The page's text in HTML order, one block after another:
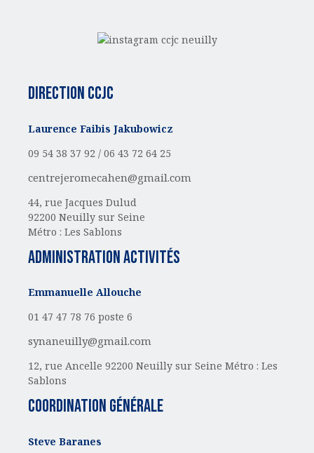
Direction CCJC
Laurence Faibis Jakubowicz
09 54 38 37 92 / 06 43 72 64 25
centrejeromecahen@gmail.com
44, rue Jacques Dulud
92200 Neuilly sur Seine
Métro : Les Sablons
administration activités
Emmanuelle Allouche
01 47 47 78 76 poste 6
synaneuilly@gmail.com
12, rue Ancelle 92200 Neuilly sur Seine Métro : Les
Sablons
Coordination générale
Steve Baranes